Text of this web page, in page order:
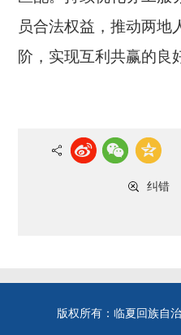
员合法权益，推动两地
阶，实现互利共赢的良
纠错
版权所有：临夏回族自